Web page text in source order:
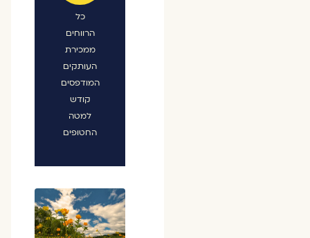
כל
הרווחים
ממכירת
העותקים
המודפסים
קודש
למטה
החטופים